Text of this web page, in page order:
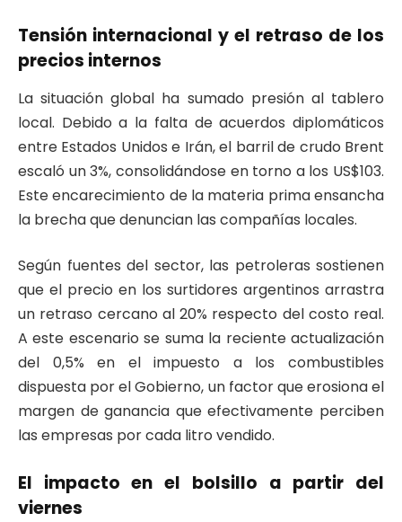
​Tensión internacional y el retraso de los
precios internos
​La situación global ha sumado presión al tablero
local. Debido a la falta de acuerdos diplomáticos
entre Estados Unidos e Irán, el barril de crudo Brent
escaló un 3%, consolidándose en torno a los US$103.
Este encarecimiento de la materia prima ensancha
la brecha que denuncian las compañías locales.
​Según fuentes del sector, las petroleras sostienen
que el precio en los surtidores argentinos arrastra
un retraso cercano al 20% respecto del costo real.
A este escenario se suma la reciente actualización
del 0,5% en el impuesto a los combustibles
dispuesta por el Gobierno, un factor que erosiona el
margen de ganancia que efectivamente perciben
las empresas por cada litro vendido.
​El impacto en el bolsillo a partir del
viernes